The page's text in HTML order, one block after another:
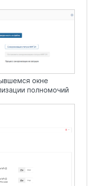
окне
полномочий